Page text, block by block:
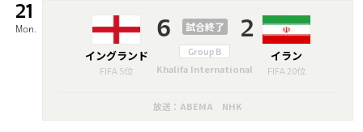
21
Mon.
イングランド
FIFA 5位
6 2
試合終了
Group B
Khalifa International
イラン
FIFA 20位
放送：ABEMA NHK